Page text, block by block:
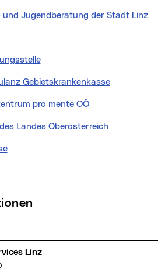
und Jugendberatung der Stadt Linz
Gebietskrankenkasse
pro mente OÖ
Landes Oberösterreich
Linz